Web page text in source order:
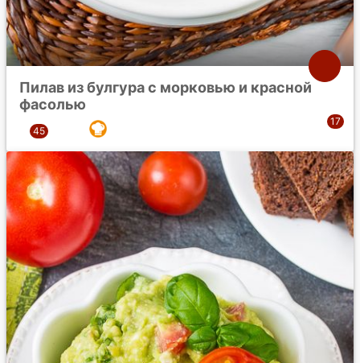
Пилав из булгура с морковью и красной
фасолью